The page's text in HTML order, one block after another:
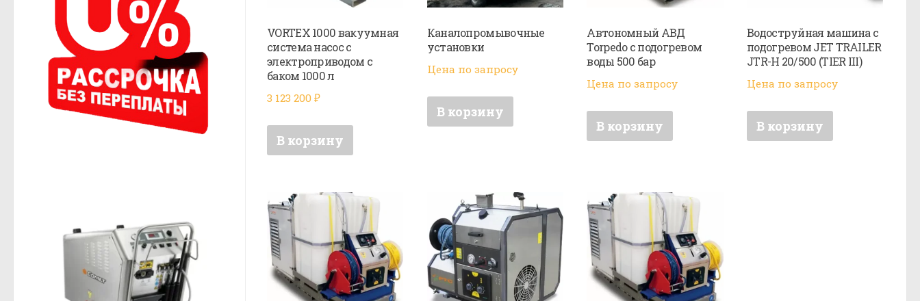
VORTEX 1000 вакуумная
система насос с
электроприводом с
баком 1000 л
3 123 200 ₽
В корзину
Каналопромывочные
установки
Цена по запросу
В корзину
Автономный АВД
Torpedo с подогревом
воды 500 бар
Цена по запросу
В корзину
Водоструйная машина с
подогревом JET TRAILER
JTR-H 20/500 (TIER III)
Цена по запросу
В корзину